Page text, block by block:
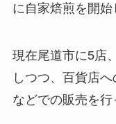
に自家焙煎を開始
現在尾道市に5店
しつつ、百貨店
などでの販売を行